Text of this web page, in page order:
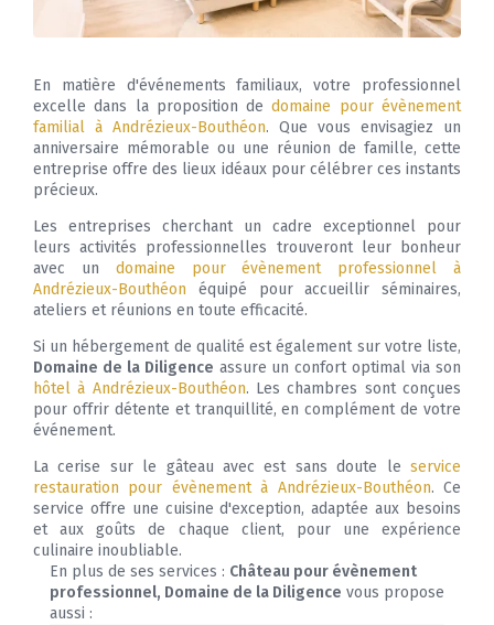
En matière d'événements familiaux, votre professionnel
excelle dans la proposition dedomaine pour évènement
familial à Andrézieux-Bouthéon. Que vous envisagiez un
anniversaire mémorable ou une réunion de famille, cette
entreprise offre des lieux idéaux pour célébrer ces instants
précieux.
Les entreprises cherchant un cadre exceptionnel pour
leurs activités professionnelles trouveront leur bonheur
avec un domaine pour évènement professionnel à
Andrézieux-Bouthéon équipé pour accueillir séminaires,
ateliers et réunions en toute efficacité.
Si un hébergement de qualité est également sur votre liste,
Domaine de la Diligence assure un confort optimal via son
hôtel à Andrézieux-Bouthéon. Les chambres sont conçues
pour offrir détente et tranquillité, en complément de votre
événement.
La cerise sur le gâteau avec est sans doute le service
restauration pour évènement à Andrézieux-Bouthéon. Ce
service offre une cuisine d'exception, adaptée aux besoins
et aux goûts de chaque client, pour une expérience
culinaire inoubliable.
En plus de ses services : Château pour évènement
professionnel, Domaine de la Diligence vous propose
aussi :